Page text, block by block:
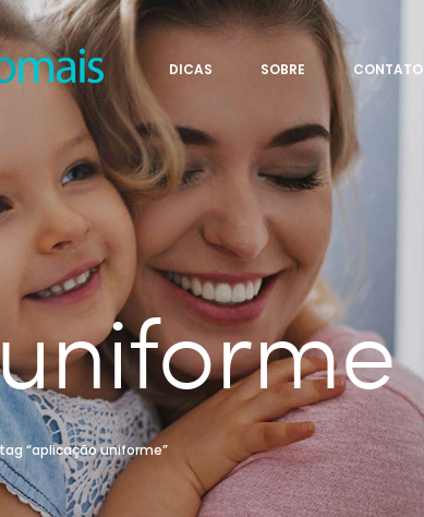
DICAS SOBRE CONTATO
“aplicação uniforme”